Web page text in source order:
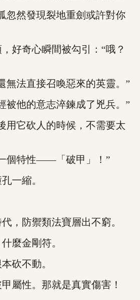
然發現裂地重劍或許對你
奇心瞬間被勾引：“哦？
法直接召喚惡來的英靈。”
他的意志淬鍊成了兇兵。”
它砍人的時候，不需要太
特性——「破甲」！”
一縮。
防禦類法寶層出不窮。
金剛符。
砍不動。
性。那就是真實傷害！